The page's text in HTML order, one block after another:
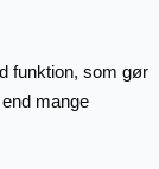
funktion, som gør
mange